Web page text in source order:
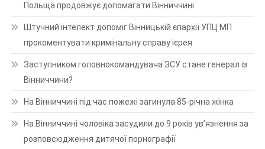
Польща продовжує допомагати Вінниччині
Штучний інтелект допоміг Вінницькій єпархії УПЦ МП
прокоментувати кримінальну справу ієрея
Заступником головнокомандувача ЗСУ стане генерал із
Вінниччини?
На Вінниччині під час пожежі загинула 85-річна жінка
На Вінниччині чоловіка засудили до 9 років ув’язнення за
розповсюдження дитячої порнографії